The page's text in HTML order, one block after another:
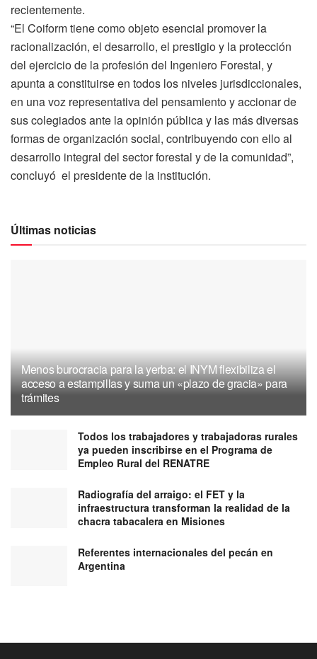
recientemente.
“El Coiform tiene como objeto esencial promover la
racionalización, el desarrollo, el prestigio y la protección
del ejercicio de la profesión del Ingeniero Forestal, y
apunta a constituirse en todos los niveles jurisdiccionales,
en una voz representativa del pensamiento y accionar de
sus colegiados ante la opinión pública y las más diversas
formas de organización social, contribuyendo con ello al
desarrollo integral del sector forestal y de la comunidad”,
concluyó el presidente de la institución.
Últimas noticias
Menos burocracia para la yerba: el INYM flexibiliza el
acceso a estampillas y suma un «plazo de gracia» para
trámites
Todos los trabajadores y trabajadoras rurales
ya pueden inscribirse en el Programa de
Empleo Rural del RENATRE
Radiografía del arraigo: el FET y la
infraestructura transforman la realidad de la
chacra tabacalera en Misiones
Referentes internacionales del pecán en
Argentina